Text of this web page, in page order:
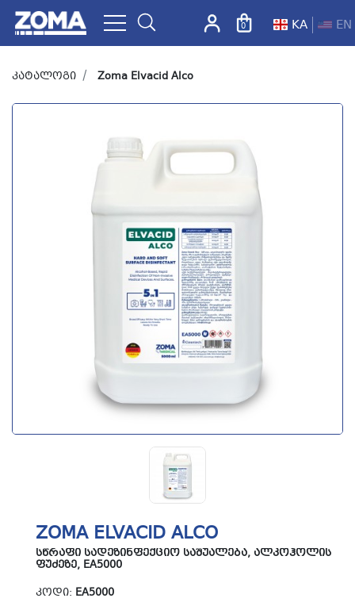
ZOMA.GE
0 KA EN
კატალოგი Zoma Elvacid Alco
ZOMA ELVACID ALCO
ᲡᲬᲠᲐᲤᲘ ᲡᲐᲓᲔᲖᲘᲜᲤᲔᲥᲪᲘᲝ ᲡᲐᲨᲣᲐᲚᲔᲑᲐ, ᲐᲚᲙᲝᲰᲝᲚᲘᲡ
ᲤᲣᲫᲔᲖᲔ, EA5000
ᲙᲝᲓᲘ: EA5000